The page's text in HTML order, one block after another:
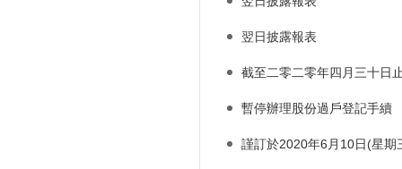
翌日披露報表
截至二零二零年四月三十日
暫停辦理股份過戶登記手續
謹訂於2020年6月10日(星期